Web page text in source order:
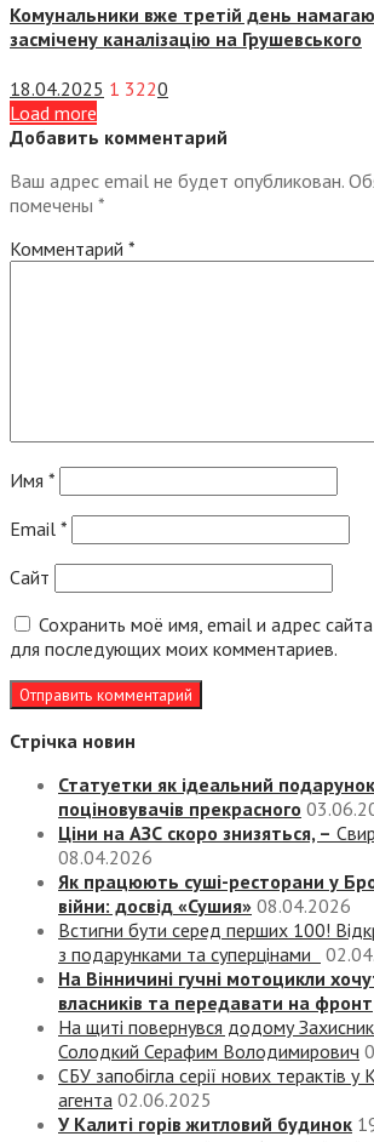
Комунальники вже третій день
засмічену каналізацію на Грушевського
18.04.2025 1 3220
Load more
Добавить комментарий
Ваш адрес email не будет опубликован.
помечены *
Комментарий *
Имя *
Email *
Сайт
Сохранить моё имя, email и адрес
для последующих моих комментариев.
Стрічка новин
Статуетки як ідеальний
поціновувачів прекрасного
Ціни на АЗС скоро знизяться, –
08.04.2026
Як працюють суші-ресторани у
війни: досвід «Сушия» 08.04.2026
Встигни бути серед перших 100!
з подарунками та суперцінами
На Вінничині гучні мотоцикли
власників та передавати на фронт
На щиті повернувся додому
Солодкий Серафим Володимирович
СБУ запобігла серії нових терактів у
агента 02.06.2025
У Калиті горів житловий будинок